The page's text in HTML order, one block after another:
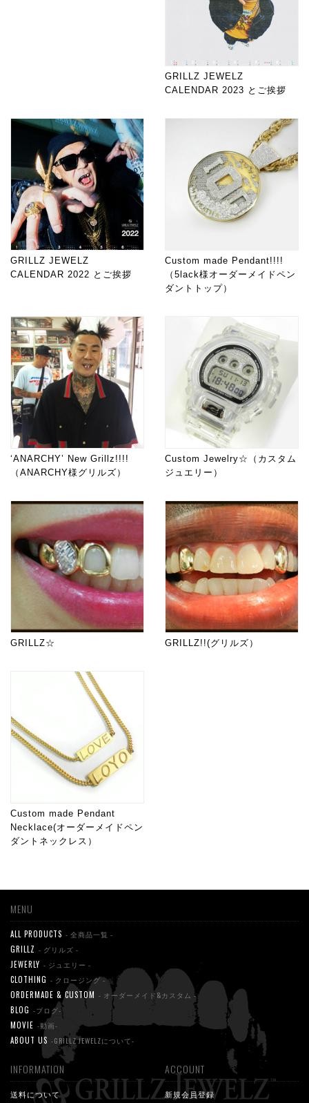
GRILLZ JEWELZ
CALENDAR 2023 とご挨拶
GRILLZ JEWELZ
CALENDAR 2022 とご挨拶
Custom made Pendant!!!!
（5lack様オーダーメイドペン
ダントトップ）
‘ANARCHY’ New Grillz!!!!
（ANARCHY様グリルズ）
Custom Jewelry☆（カスタム
ジュエリー）
GRILLZ☆ GRILLZ!!(グリルズ）
Custom made Pendant
Necklace(オーダーメイドペン
ダントネックレス）
MENU
ALL PRODUCTS - 全商品一覧 -
GRILLZ - グリルズ -
JEWERLY - ジュエリー -
CLOTHING - クロージング -
ORDERMADE & CUSTOM - オーダーメイド&カスタム -
BLOG -ブログ-
MOVIE -動画-
ABOUT US -GRILLZ JEWELZについて-
INFORMATION
送料について
ACCOUNT
新規会員登録